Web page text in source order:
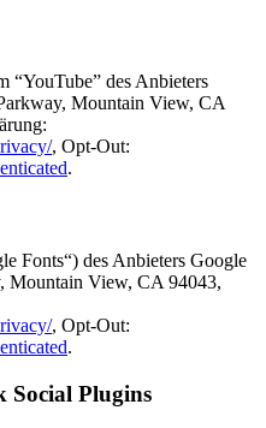
“YouTube” des Anbieters
Mountain View, CA
, Opt-Out:
.
Fonts“) des Anbieters Google
Mountain View, CA 94043,
, Opt-Out:
.
Social Plugins